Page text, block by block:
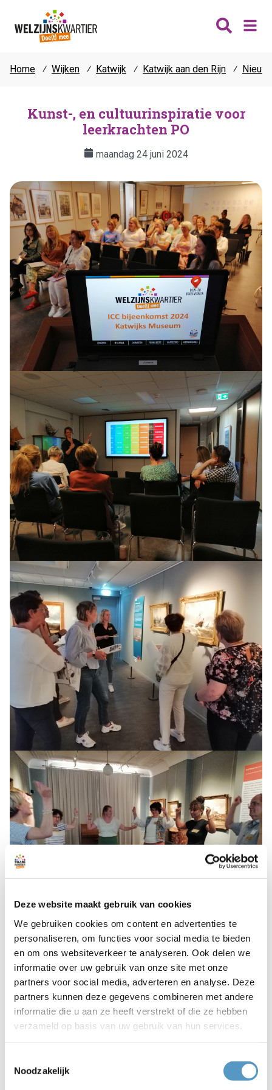
Deze website maakt gebruik van cookies
We gebruiken cookies om content en advertenties te
personaliseren, om functies voor social media te bieden
en om ons websiteverkeer te analyseren. Ook delen we
informatie over uw gebruik van onze site met onze
partners voor social media, adverteren en analyse. Deze
partners kunnen deze gegevens combineren met andere
informatie die u aan ze heeft verstrekt of die ze hebben
verzameld op basis van uw gebruik van hun services.
Noodzakelijk
Noordwijk
Lisse
Teylingen
Thema's
Jongeren
Vrijwilligers
Fit & vitaal
Mantelzorg
Verhuur
Contact
Home ⁄ Wijken ⁄ Katwijk ⁄ Katwijk aan den Rijn ⁄
Kunst-, en cultuurinspiratie voor
leerkrachten PO
maandag 24 juni 2024
Op woensdagmiddag 19 juni vond de jaarlijkse ICC-
bijeenkomst plaats. Dit keer in het Katwijks Museum.
ICC staat voor Interne Cultuur Coördinator, elke
Katwijkse bassischool heeft een leerkracht met deze
speciale titel. Welzijnskwartier organiseerde in
samenwerking met de
Schoolkunstcommissie
Het programma bestond uit een netwerklunch, gevolgd